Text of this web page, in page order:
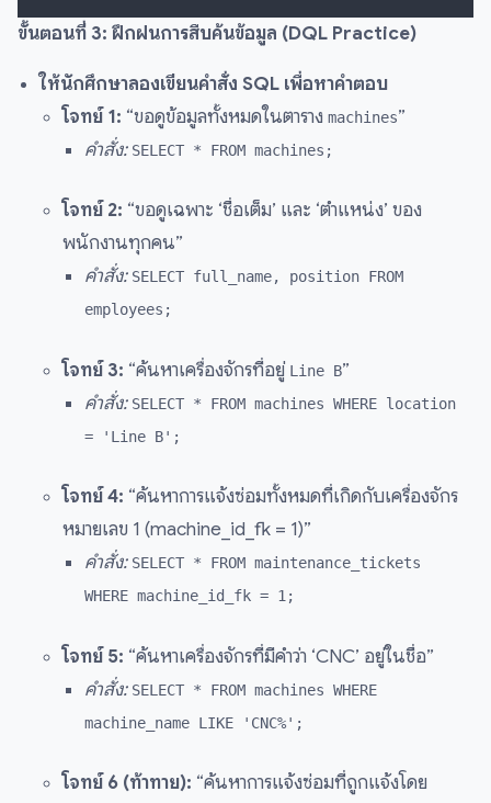
ขั้นตอนที่ 3: ฝึกฝนการสืบค้นข้อมูล (DQL Practice)
ให้นักศึกษาลองเขียนคำสั่ง SQL เพื่อหาคำตอบ
โจทย์ 1: “ขอดูข้อมูลทั้งหมดในตาราง machines”
คำสั่ง: SELECT * FROM machines;
โจทย์ 2: “ขอดูเฉพาะ ‘ชื่อเต็ม’ และ ‘ตำแหน่ง’ ของ
พนักงานทุกคน”
คำสั่ง: SELECT full_name, position FROM
employees;
โจทย์ 3: “ค้นหาเครื่องจักรที่อยู่ Line B”
คำสั่ง: SELECT * FROM machines WHERE location
= 'Line B';
โจทย์ 4: “ค้นหาการแจ้งซ่อมทั้งหมดที่เกิดกับเครื่องจักร
หมายเลข 1 (machine_id_fk = 1)”
คำสั่ง: SELECT * FROM maintenance_tickets
WHERE machine_id_fk = 1;
โจทย์ 5: “ค้นหาเครื่องจักรที่มีคำว่า ‘CNC’ อยู่ในชื่อ”
คำสั่ง: SELECT * FROM machines WHERE
machine_name LIKE 'CNC%';
โจทย์ 6 (ท้าทาย): “ค้นหาการแจ้งซ่อมที่ถูกแจ้งโดย